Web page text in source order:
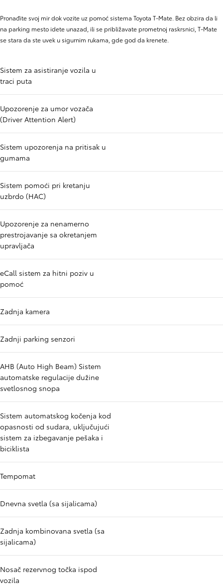
Pronađite svoj mir dok vozite uz pomoć sistema Toyota T-Mate. Bez obzira da li
na parking mesto idete unazad, ili se približavate prometnoj raskrsnici, T-Mate
se stara da ste uvek u sigurnim rukama, gde god da krenete.
Sistem za asistiranje vozila u
traci puta
Upozorenje za umor vozača
(Driver Attention Alert)
Sistem upozorenja na pritisak u
gumama
Sistem pomoći pri kretanju
uzbrdo (HAC)
Upozorenje za nenamerno
prestrojavanje sa okretanjem
upravljača
eCall sistem za hitni poziv u
pomoć
Zadnja kamera
Zadnji parking senzori
AHB (Auto High Beam) Sistem
automatske regulacije dužine
svetlosnog snopa
Sistem automatskog kočenja kod
opasnosti od sudara, uključujući
sistem za izbegavanje pešaka i
biciklista
Tempomat
Dnevna svetla (sa sijalicama)
Zadnja kombinovana svetla (sa
sijalicama)
Nosač rezervnog točka ispod
vozila